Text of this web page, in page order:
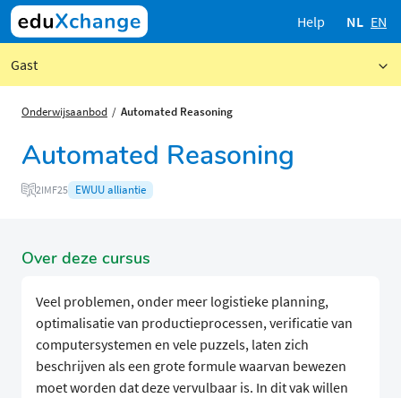
Help NL EN
Gast
Onderwijsaanbod Automated Reasoning
Automated Reasoning
2IMF25 EWUU alliantie
Over deze cursus
Veel problemen, onder meer logistieke planning,
optimalisatie van productieprocessen, verificatie van
computersystemen en vele puzzels, laten zich
beschrijven als een grote formule waarvan bewezen
moet worden dat deze vervulbaar is. In dit vak willen